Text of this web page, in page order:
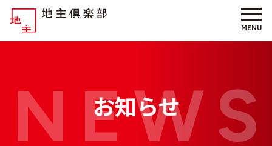
MENU
お知らせ